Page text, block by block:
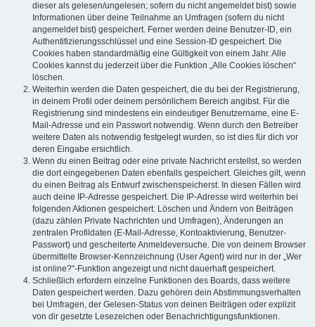
dieser als gelesen/ungelesen; sofern du nicht angemeldet bist) sowie
Informationen über deine Teilnahme an Umfragen (sofern du nicht
angemeldet bist) gespeichert. Ferner werden deine Benutzer-ID, ein
Authentifizierungsschlüssel und eine Session-ID gespeichert. Die
Cookies haben standardmäßig eine Gültigkeit von einem Jahr. Alle
Cookies kannst du jederzeit über die Funktion „Alle Cookies löschen“
löschen.
Weiterhin werden die Daten gespeichert, die du bei der Registrierung,
in deinem Profil oder deinem persönlichem Bereich angibst. Für die
Registrierung sind mindestens ein eindeutiger Benutzername, eine E-
Mail-Adresse und ein Passwort notwendig. Wenn durch den Betreiber
weitere Daten als notwendig festgelegt wurden, so ist dies für dich vor
deren Eingabe ersichtlich.
Wenn du einen Beitrag oder eine private Nachricht erstellst, so werden
die dort eingegebenen Daten ebenfalls gespeichert. Gleiches gilt, wenn
du einen Beitrag als Entwurf zwischenspeicherst. In diesen Fällen wird
auch deine IP-Adresse gespeichert. Die IP-Adresse wird weiterhin bei
folgenden Aktionen gespeichert: Löschen und Ändern von Beiträgen
(dazu zählen Private Nachrichten und Umfragen), Änderungen an
zentralen Profildaten (E-Mail-Adresse, Kontoaktivierung, Benutzer-
Passwort) und gescheiterte Anmeldeversuche. Die von deinem Browser
übermittelte Browser-Kennzeichnung (User Agent) wird nur in der „Wer
ist online?“-Funktion angezeigt und nicht dauerhaft gespeichert.
Schließlich erfordern einzelne Funktionen des Boards, dass weitere
Daten gespeichert werden. Dazu gehören dein Abstimmungsverhalten
bei Umfragen, der Gelesen-Status von deinen Beiträgen oder explizit
von dir gesetzte Lesezeichen oder Benachrichtigungsfunktionen.